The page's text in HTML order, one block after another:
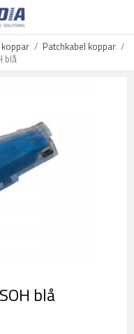
/ Patchkabel koppar /
blå
blå